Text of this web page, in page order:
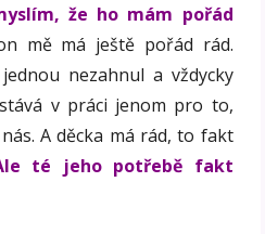
že ho mám pořád
mě má ještě pořád rád.
nezahnul a vždycky
v práci jenom pro to,
A děcka má rád, to fakt
té jeho potřebě fakt